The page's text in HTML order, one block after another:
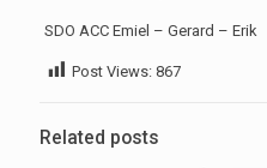
SDO ACC Emiel – Gerard – Erik
Post Views: 867
Related posts